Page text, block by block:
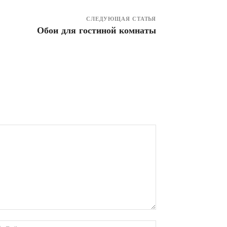
СЛЕДУЮЩАЯ СТАТЬЯ
Обои для гостиной комнаты